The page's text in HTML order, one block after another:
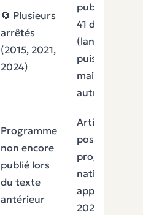
🔄 Plusieurs
arrêtés
(2015, 2021,
2024)
publication :
41 du 31 oct.
(langage,
puis BO n° 19
mai 2026
autres
Programme
non encore
publié lors
du texte
antérieur
Articulation
possible avec
programme
national
applicable
2025